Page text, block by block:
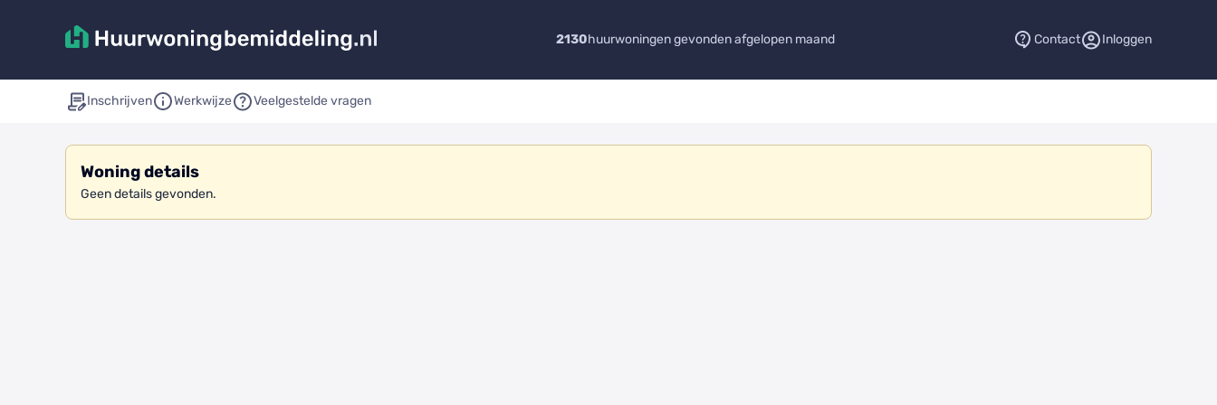
2130huurwoningen gevonden afgelopen maand Contact Inloggen
Inschrijven Werkwijze Veelgestelde vragen
Woning details
Geen details gevonden.